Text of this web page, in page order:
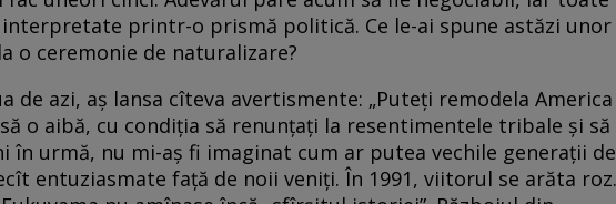
printr-o prismă politică. Ce le-ai spune astăzi unor
o ceremonie de naturalizare?
de azi, aș lansa cîteva avertismente: „Puteți remodela America
o aibă, cu condiția să renunțați la resentimentele tribale și să
în urmă, nu mi-aș fi imaginat cum ar putea vechile generații de
entuziasmate față de noii veniți. În 1991, viitorul se arăta roz.